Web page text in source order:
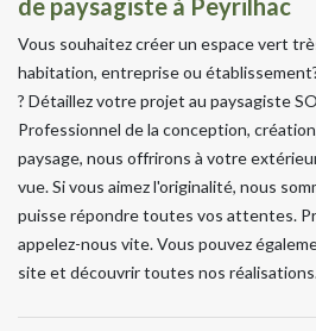
de paysagiste à Peyrilhac
Vous souhaitez créer un espace vert
habitation, entreprise ou
? Détaillez votre projet au paysagiste
Professionnel de la conception,
paysage, nous offrirons à votre
vue. Si vous aimez l'originalité, nous
puisse répondre toutes vos attentes.
appelez-nous vite. Vous pouvez
site et découvrir toutes nos